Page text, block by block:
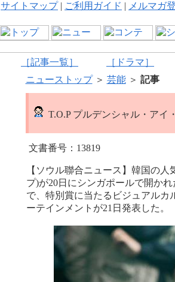
サイトマップ| ご利用ガイド | メルマガ
［記事一覧］ ［ドラマ］
ニューストップ＞ 芸能＞ 記事
T.O.P プルデンシャル・アイ
文書番号：13819
【ソウル聯合ニュース】韓国の
プ)が20日にシンガポールで開か
で、特別賞に当たるビジュアルカ
ーテインメントが21日発表した。